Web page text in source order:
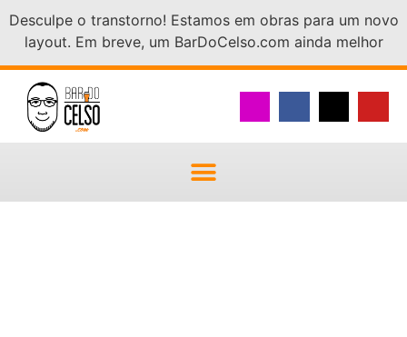
Desculpe o transtorno! Estamos em obras para um novo
layout. Em breve, um BarDoCelso.com ainda melhor